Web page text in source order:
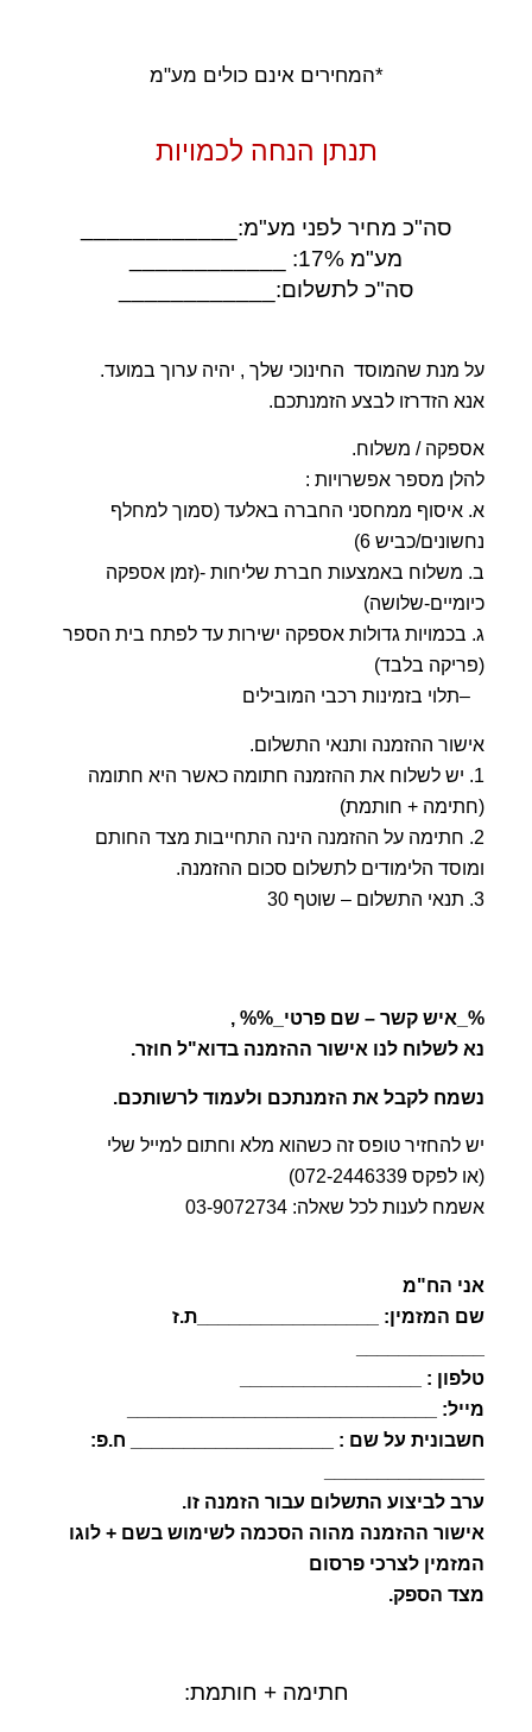
*המחירים אינם כולים מע"מ
תנתן הנחה לכמויות
סה"כ מחיר לפני מע"מ:____________
מע"מ 17%: ____________
סה"כ לתשלום:____________
על מנת שהמוסד החינוכי שלך , יהיה ערוך במועד.
אנא הזדרזו לבצע הזמנתכם.
אספקה / משלוח.
להלן מספר אפשרויות :
א. איסוף ממחסני החברה באלעד (סמוך למחלף
נחשונים/כביש 6)
ב. משלוח באמצעות חברת שליחות -(זמן אספקה
כיומיים-שלושה)
ג. בכמויות גדולות אספקה ישירות עד לפתח בית הספר
(פריקה בלבד)
–תלוי בזמינות רכבי המובילים
אישור ההזמנה ותנאי התשלום.
1. יש לשלוח את ההזמנה חתומה כאשר היא חתומה
(חתימה + חותמת)
2. חתימה על ההזמנה הינה התחייבות מצד החותם
ומוסד הלימודים לתשלום סכום ההזמנה.
3. תנאי התשלום – שוטף 30
%_איש קשר – שם פרטי_%% ,
נא לשלוח לנו אישור ההזמנה בדוא"ל חוזר.
נשמח לקבל את הזמנתכם ולעמוד לרשותכם.
יש להחזיר טופס זה כשהוא מלא וחתום למייל שלי
(או לפקס 072-2446339)
אשמח לענות לכל שאלה: 03-9072734
אני הח"מ
שם המזמין: _________________ת.ז
טלפון : _________________
מייל: _____________________________
חשבונית על שם : ___________________ ח.פ:
ערב לביצוע התשלום עבור הזמנה זו.
אישור ההזמנה מהוה הסכמה לשימוש בשם + לוגו
המזמין לצרכי פרסום
מצד הספק.
חתימה + חותמת: